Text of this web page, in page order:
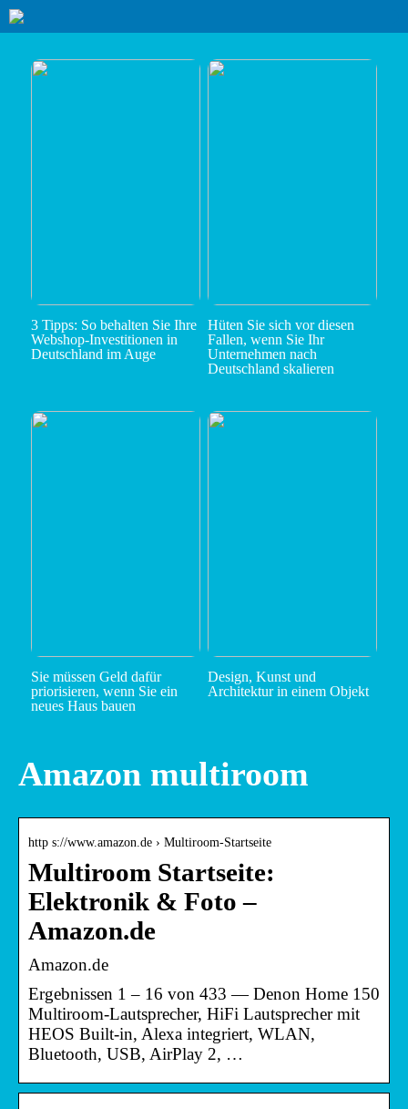
3 Tipps: So behalten Sie Ihre
Webshop-Investitionen in
Deutschland im Auge
Hüten Sie sich vor diesen
Fallen, wenn Sie Ihr
Unternehmen nach
Deutschland skalieren
Sie müssen Geld dafür
priorisieren, wenn Sie ein
neues Haus bauen
Design, Kunst und
Architektur in einem Objekt
Amazon multiroom
http s://www.amazon.de › Multiroom-Startseite
Multiroom Startseite:
Elektronik & Foto –
Amazon.de
Amazon.de
Ergebnissen 1 – 16 von 433 — Denon Home 150
Multiroom-Lautsprecher, HiFi Lautsprecher mit
HEOS Built-in, Alexa integriert, WLAN,
Bluetooth, USB, AirPlay 2, …